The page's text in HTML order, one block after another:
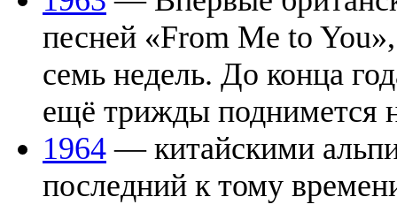
песней «From Me to
семь недель. До конца
ещё трижды поднимется
1964 — китайскими
последний к тому